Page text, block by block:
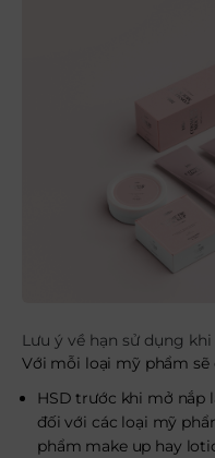
Lưu ý về hạn sử dụng
Với mỗi loại mỹ phẩm sẽ
HSD trước khi mở nắp
đối với các loại mỹ
phẩm make up hay